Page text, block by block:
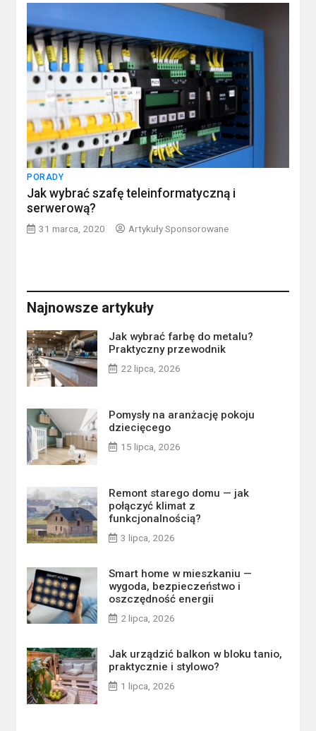
PORADY
Jak wybrać szafę teleinformatyczną i
serwerową?
31 marca, 2020 Artykuły Sponsorowane
Najnowsze artykuły
Jak wybrać farbę do metalu?
Praktyczny przewodnik
22 lipca, 2026
Pomysły na aranżację pokoju
dziecięcego
15 lipca, 2026
Remont starego domu — jak
połączyć klimat z
funkcjonalnością?
3 lipca, 2026
Smart home w mieszkaniu —
wygoda, bezpieczeństwo i
oszczędność energii
2 lipca, 2026
Jak urządzić balkon w bloku tanio,
praktycznie i stylowo?
1 lipca, 2026